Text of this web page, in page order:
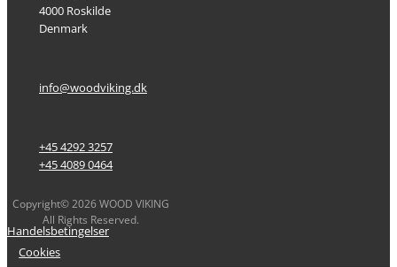
4000 Roskilde
Denmark
info@woodviking.dk
+45 4292 3257
+45 4089 0464
Handelsbetingelser
Cookies
Copyright© 2026 WOOD VIKING
All Rights Reserved.